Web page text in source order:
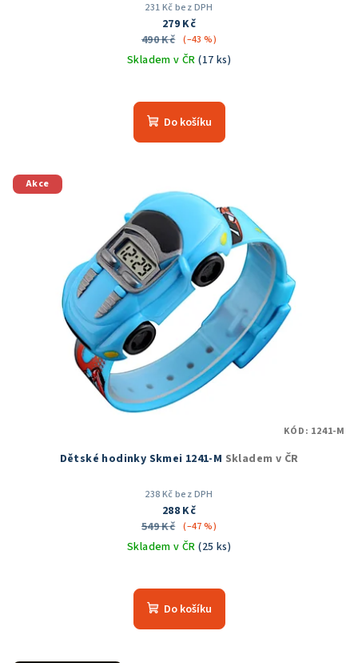
231 Kč bez DPH
279 Kč
490 Kč (–43 %)
Skladem v ČR(17 ks)
hodnocení
produktu
hvězdiček.
Do košíku
Akce
Dětské hodinky Skmei 1241-M Skladem v ČR
238 Kč bez DPH
288 Kč
549 Kč (–47 %)
Skladem v ČR(25 ks)
hodnocení
produktu
Do košíku
KÓD: 1241-M